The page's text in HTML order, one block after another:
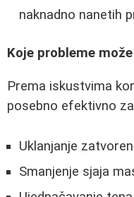
naknadno nanetih
Koje probleme
Prema iskustvima
posebno efektivno
Uklanjanje
Smanjenje sjaja